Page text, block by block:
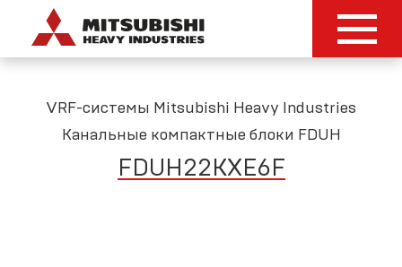
VRF-системы Mitsubishi Heavy Industries
Канальные компактные блоки FDUH
FDUH22KXE6F